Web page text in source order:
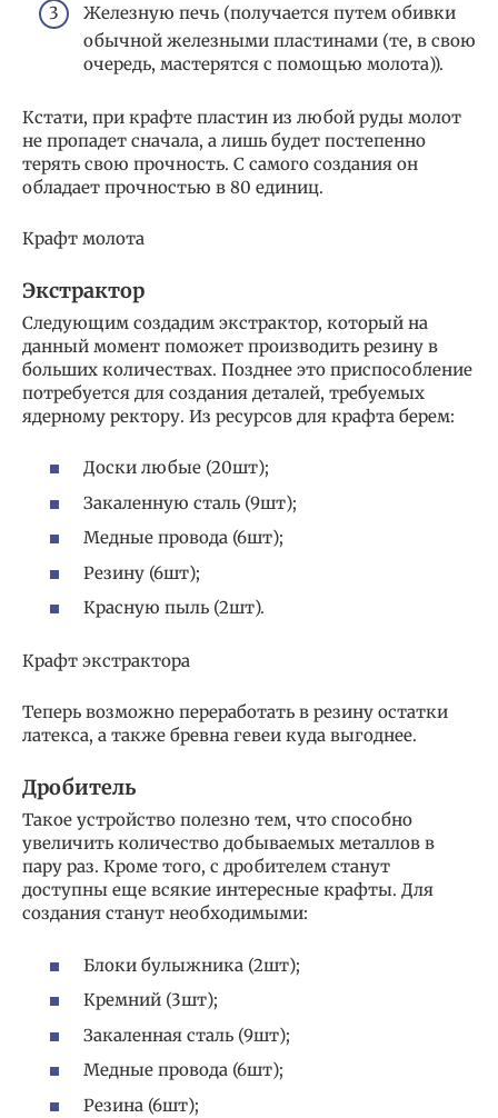
Железную печь (получается путем обивки
обычной железными пластинами (те, в свою
очередь, мастерятся с помощью молота)).
Кстати, при крафте пластин из любой руды молот
не пропадет сначала, а лишь будет постепенно
терять свою прочность. С самого создания он
обладает прочностью в 80 единиц.
Крафт молота
Экстрактор
Следующим создадим экстрактор, который на
данный момент поможет производить резину в
больших количествах. Позднее это приспособление
потребуется для создания деталей, требуемых
ядерному ректору. Из ресурсов для крафта берем:
Доски любые (20шт);
Закаленную сталь (9шт);
Медные провода (6шт);
Резину (6шт);
Красную пыль (2шт).
Крафт экстрактора
Теперь возможно переработать в резину остатки
латекса, а также бревна гевеи куда выгоднее.
Дробитель
Такое устройство полезно тем, что способно
увеличить количество добываемых металлов в
пару раз. Кроме того, с дробителем станут
доступны еще всякие интересные крафты. Для
создания станут необходимыми:
Блоки булыжника (2шт);
Кремний (3шт);
Закаленная сталь (9шт);
Медные провода (6шт);
Резина (6шт);